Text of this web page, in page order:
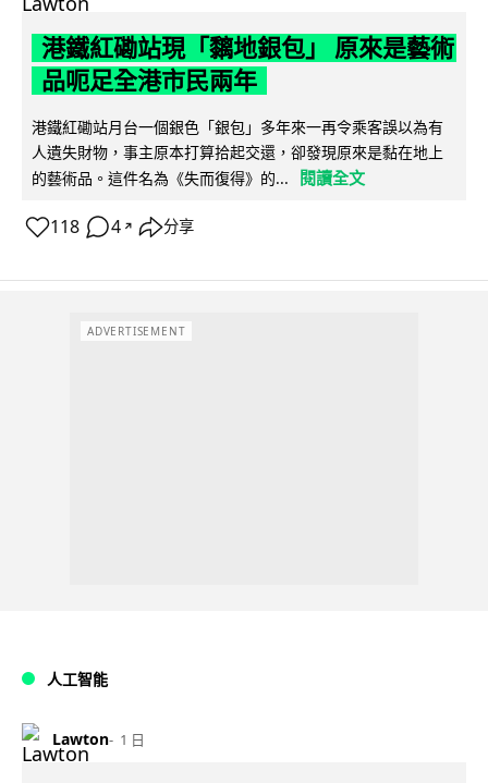
港鐵紅磡站現「黐地銀包」 原來是藝術
品呃足全港市民兩年
港鐵紅磡站月台一個銀色「銀包」多年來一再令乘客誤以為有
人遺失財物，事主原本打算拾起交還，卻發現原來是黏在地上
的藝術品。這件名為《失而復得》的...
閱讀全文
118 4 ↗ 分享
ADVERTISEMENT
人工智能
Lawton 1 日